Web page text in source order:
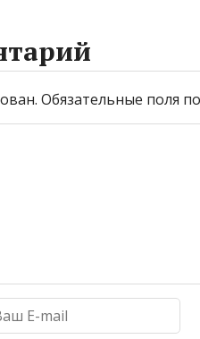
Обязательные поля